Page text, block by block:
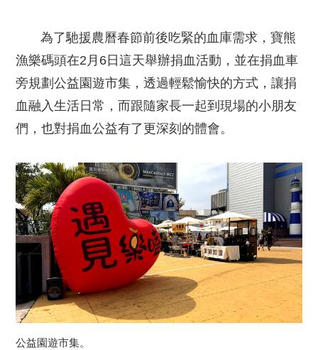
為了馳援農曆春節前後吃緊的血庫需求，寶熊
漁樂碼頭在2月6日這天舉辦捐血活動，並在捐血車
旁規劃公益園遊市集，透過輕鬆愉快的方式，讓捐
血融入生活日常，而跟隨家長一起到現場的小朋友
們，也對捐血公益有了更深刻的體會。
公益園遊市集。